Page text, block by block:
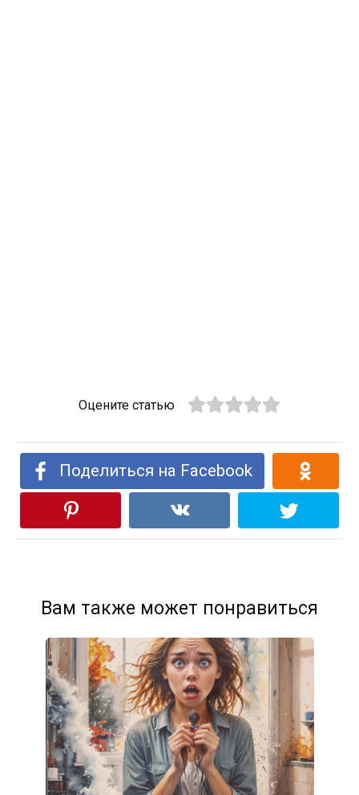
Оцените статью
Поделиться на Facebook
Вам также может понравиться